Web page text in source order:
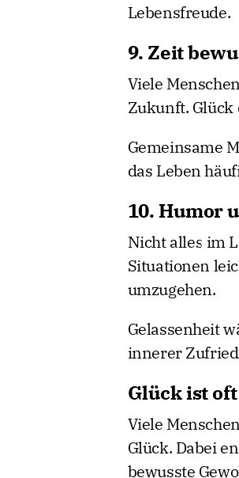
Lebensfreude.
9. Zeit
Viele
Zukunft. Glück
Gemeinsame
das Leben
10. Humor
Nicht alles im
Situationen
umzugehen.
Gelassenheit
innerer
Glück ist
Viele
Glück. Dabei
bewusste